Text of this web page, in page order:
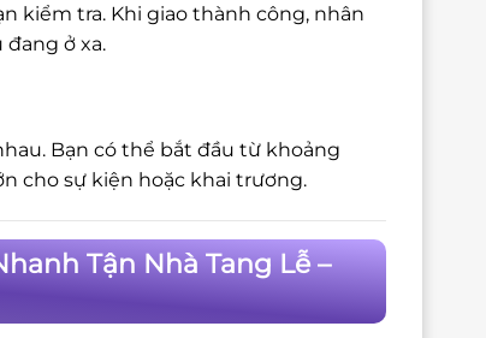
kiểm tra. Khi giao thành công, nhân
ở xa.
Bạn có thể bắt đầu từ khoảng
cho sự kiện hoặc khai trương.
Tận Nhà Tang Lễ –